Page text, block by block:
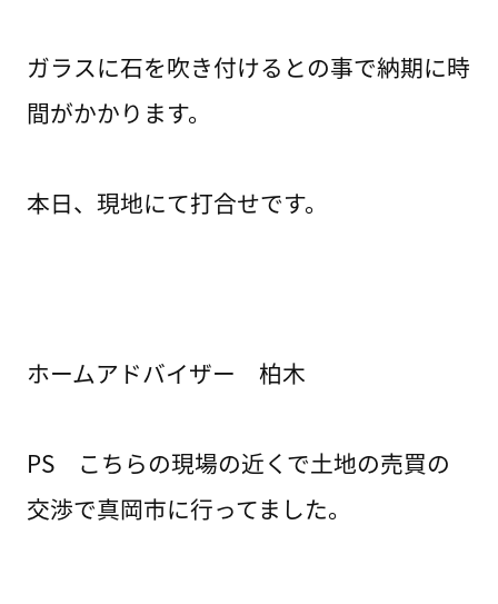
ガラスに石を吹き付けるとの事で納期に時
間がかかります。
本日、現地にて打合せです。
ホームアドバイザー 柏木
PS こちらの現場の近くで土地の売買の
交渉で真岡市に行ってました。